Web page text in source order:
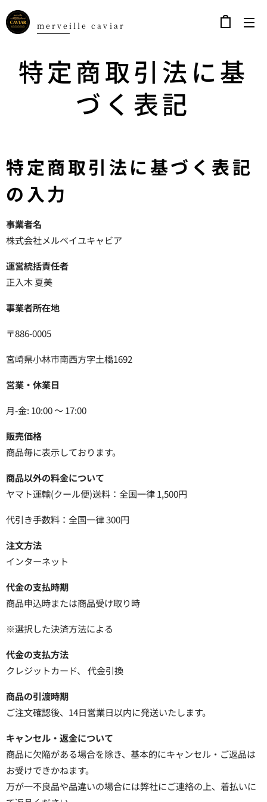
ｍerveille caviar
特定商取引法に基
づく表記
特定商取引法に基づく表記
の入力
事業者名
株式会社メルベイユキャビア
運営統括責任者
正入木 夏美
事業者所在地
〒886-0005
宮崎県小林市南西方字土橋1692
営業・休業日
月-金: 10:00 ～ 17:00
販売価格
商品毎に表示しております。
商品以外の料金について
ヤマト運輸(クール便)送料：全国一律 1,500円
代引き手数料：全国一律 300円
注文方法
インターネット
代金の支払時期
商品申込時または商品受け取り時
※選択した決済方法による
代金の支払方法
クレジットカード、 代金引換
商品の引渡時期
ご注文確認後、14日営業日以内に発送いたします。
キャンセル・返金について
商品に欠陥がある場合を除き、基本的にキャンセル・ご返品は
お受けできかねます。
万が一不良品や品違いの場合には弊社にご連絡の上、着払いに